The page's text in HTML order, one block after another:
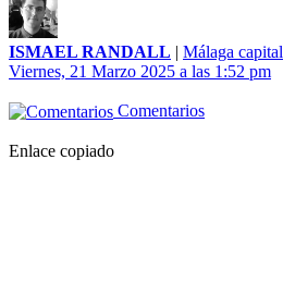
ISMAEL RANDALL | Málaga capital
Viernes, 21 Marzo 2025 a las 1:52 pm
Comentarios
Enlace copiado